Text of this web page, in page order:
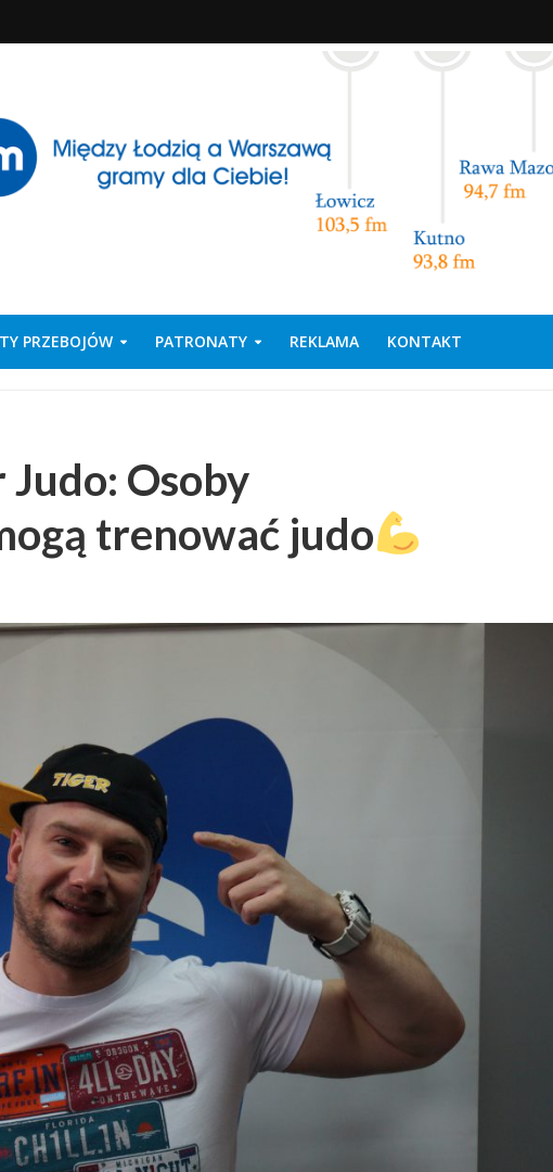
PRZEBOJÓW PATRONATY REKLAMA KONTAKT
Judo: Osoby
trenować judo